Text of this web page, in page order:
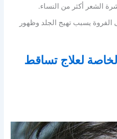
الشعر أكثر من النساء.
يسبب تهيج الجلد وظهور
لعلاج تساقط